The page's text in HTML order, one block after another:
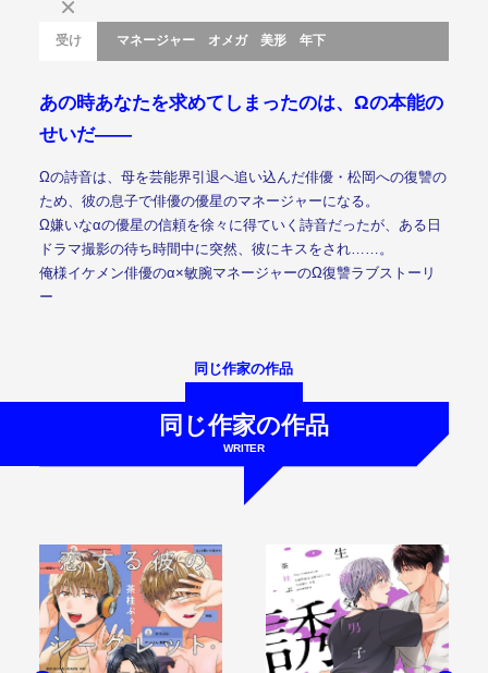
受け マネージャー オメガ 美形 年下
あの時あなたを求めてしまったのは、Ωの本能の
せいだ――
Ωの詩音は、母を芸能界引退へ追い込んだ俳優・松岡への復讐の
ため、彼の息子で俳優の優星のマネージャーになる。
Ω嫌いなαの優星の信頼を徐々に得ていく詩音だったが、ある日
ドラマ撮影の待ち時間中に突然、彼にキスをされ……。
俺様イケメン俳優のα×敏腕マネージャーのΩ復讐ラブストーリ
ー
同じ作家の作品
同じ作家の作品
WRITER